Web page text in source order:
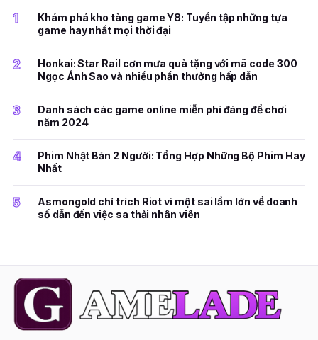
1
Khám phá kho tàng game Y8: Tuyển tập những tựa
game hay nhất mọi thời đại
2
Honkai: Star Rail cơn mưa quà tặng với mã code 300
Ngọc Ánh Sao và nhiều phần thưởng hấp dẫn
3
Danh sách các game online miễn phí đáng để chơi
năm 2024
4
Phim Nhật Bản 2 Người: Tổng Hợp Những Bộ Phim Hay
Nhất
5
Asmongold chỉ trích Riot vì một sai lầm lớn về doanh
số dẫn đến việc sa thải nhân viên